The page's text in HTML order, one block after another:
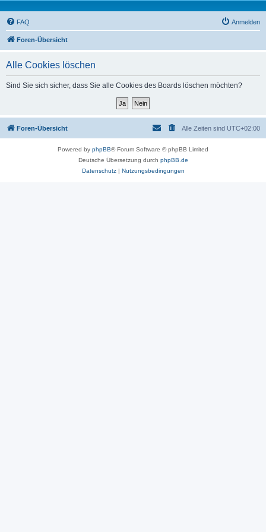
FAQ Anmelden
Foren-Übersicht
Alle Cookies löschen
Sind Sie sich sicher, dass Sie alle Cookies des Boards löschen möchten?
Foren-Übersicht Alle Zeiten sind UTC+02:00
Powered by phpBB® Forum Software © phpBB Limited
Deutsche Übersetzung durch phpBB.de
Datenschutz| Nutzungsbedingungen